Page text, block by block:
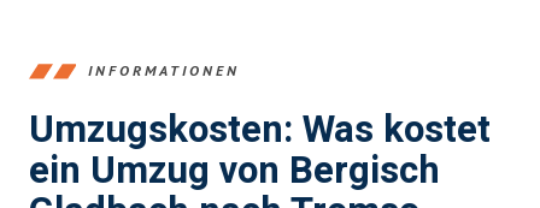
INFORMATIONEN
Umzugskosten: Was kostet
ein Umzug von Bergisch